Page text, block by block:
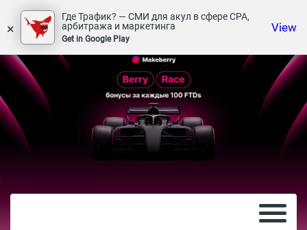
×
Где Трафик? — СМИ для акул в сфере СРА,
арбитража и маркетинга
Get in Google Play
View